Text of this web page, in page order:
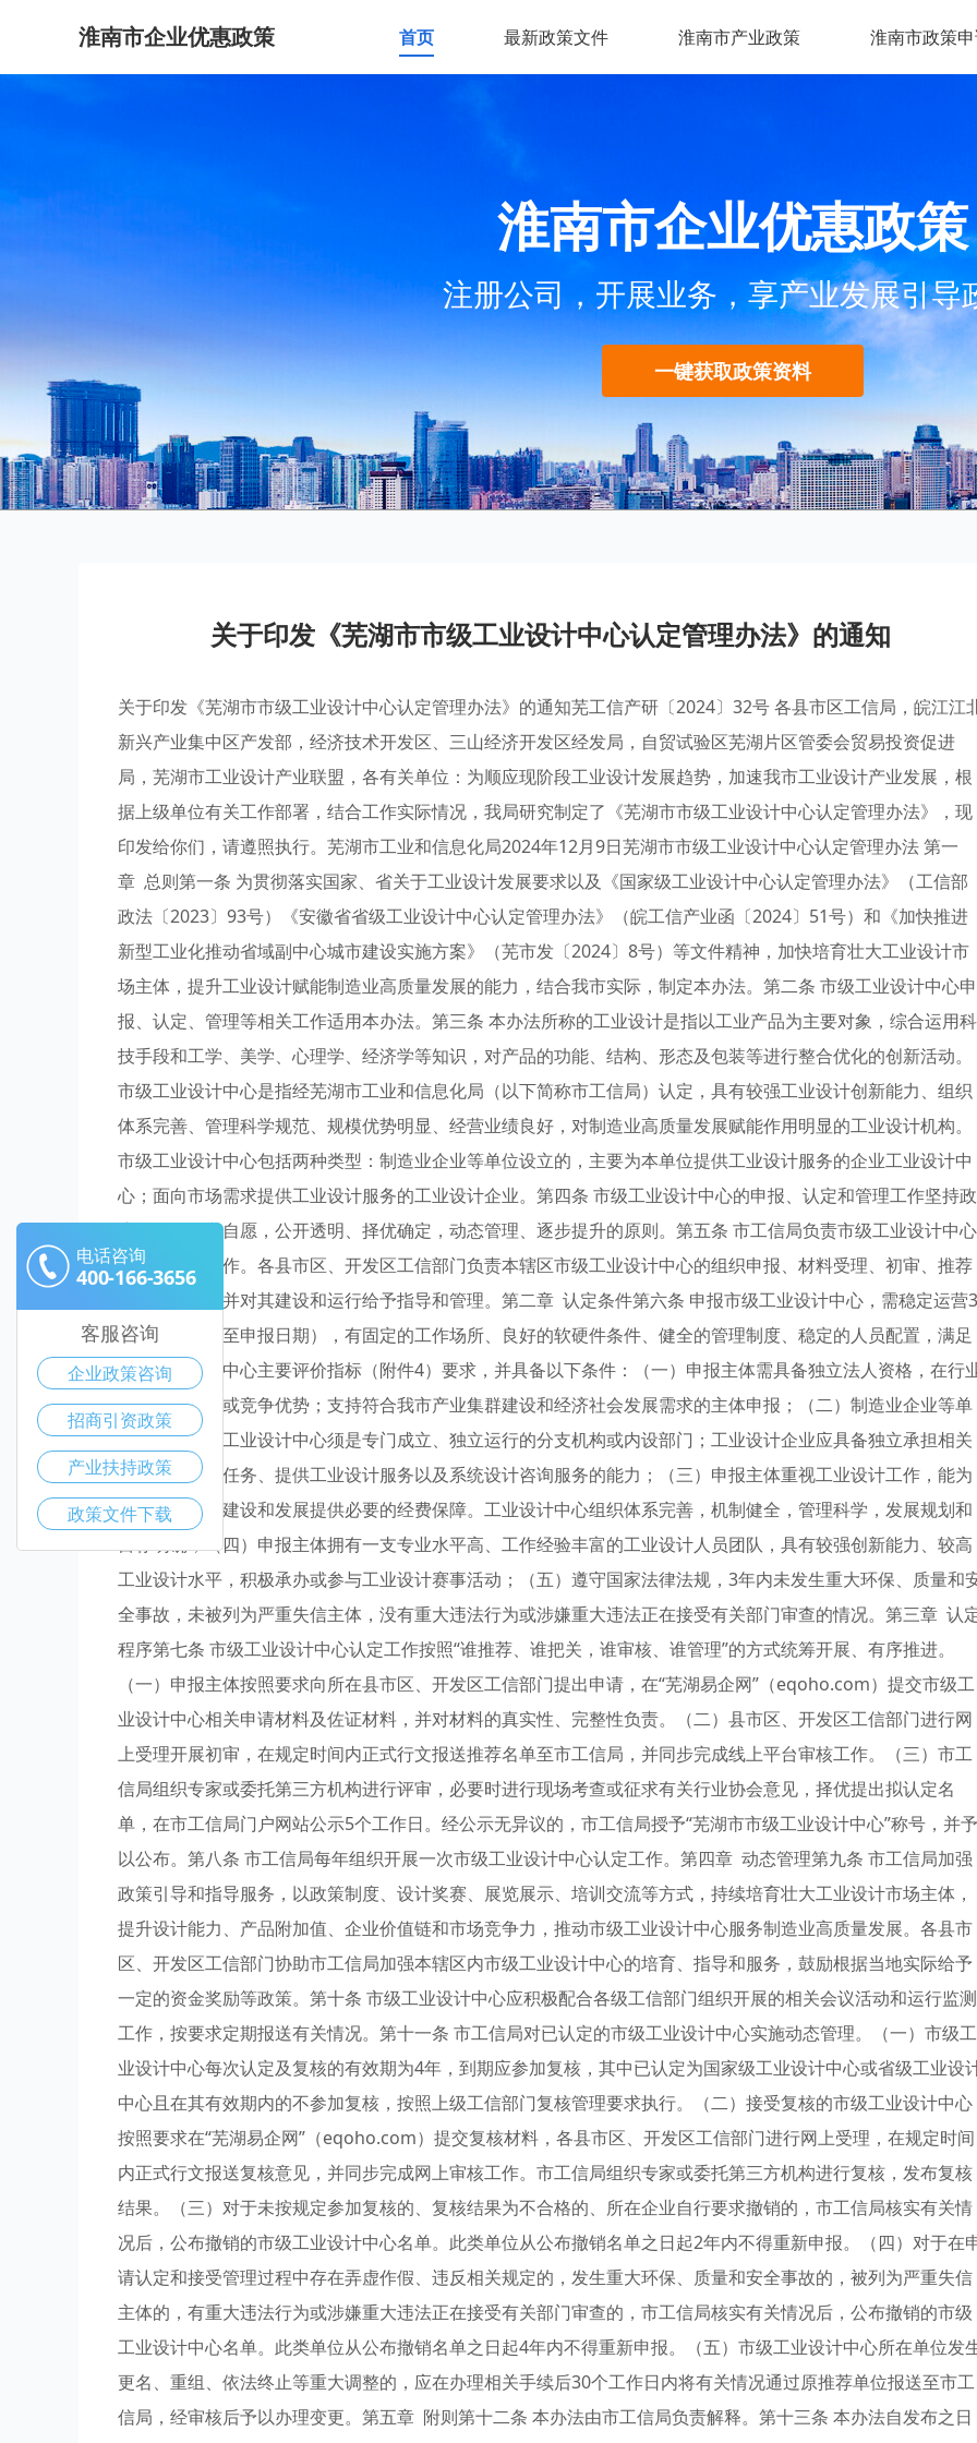
淮南市企业优惠政策 首页 最新政策文件 淮南市产业政策 淮南市政策
淮南市企业优惠政策
注册公司，开展业务，享产业发展引导
一键获取政策资料
关于印发《芜湖市市级工业设计中心认定管理办法》的通知
关于印发《芜湖市市级工业设计中心认定管理办法》的通知芜工信产研〔2024〕32号 各县市区工信局，皖江江
新兴产业集中区产发部，经济技术开发区、三山经济开发区经发局，自贸试验区芜湖片区管委会贸易投资促进
局，芜湖市工业设计产业联盟，各有关单位：为顺应现阶段工业设计发展趋势，加速我市工业设计产业发展，根
据上级单位有关工作部署，结合工作实际情况，我局研究制定了《芜湖市市级工业设计中心认定管理办法》，现
印发给你们，请遵照执行。芜湖市工业和信息化局2024年12月9日芜湖市市级工业设计中心认定管理办法 第一
章 总则第一条 为贯彻落实国家、省关于工业设计发展要求以及《国家级工业设计中心认定管理办法》（工信部
政法〔2023〕93号）《安徽省省级工业设计中心认定管理办法》（皖工信产业函〔2024〕51号）和《加快推进
新型工业化推动省域副中心城市建设实施方案》（芜市发〔2024〕8号）等文件精神，加快培育壮大工业设计市
场主体，提升工业设计赋能制造业高质量发展的能力，结合我市实际，制定本办法。第二条 市级工业设计中心申
报、认定、管理等相关工作适用本办法。第三条 本办法所称的工业设计是指以工业产品为主要对象，综合运用科
技手段和工学、美学、心理学、经济学等知识，对产品的功能、结构、形态及包装等进行整合优化的创新活动。
市级工业设计中心是指经芜湖市工业和信息化局（以下简称市工信局）认定，具有较强工业设计创新能力、组织
体系完善、管理科学规范、规模优势明显、经营业绩良好，对制造业高质量发展赋能作用明显的工业设计机构。
市级工业设计中心包括两种类型：制造业企业等单位设立的，主要为本单位提供工业设计服务的企业工业设计中
心；面向市场需求提供工业设计服务的工业设计企业。第四条 市级工业设计中心的申报、认定和管理工作坚持政
府引导、企业自愿，公开透明、择优确定，动态管理、逐步提升的原则。第五条 市工信局负责市级工业设计中心
的认定管理工作。各县市区、开发区工信部门负责本辖区市级工业设计中心的组织申报、材料受理、初审、推荐
上报等工作，并对其建设和运行给予指导和管理。第二章 认定条件第六条 申报市级工业设计中心，需稳定运营3
年及以上（截至申报日期），有固定的工作场所、良好的软硬件条件、健全的管理制度、稳定的人员配置，满足
市级工业设计中心主要评价指标（附件4）要求，并具备以下条件：（一）申报主体需具备独立法人资格，在行
内有规模优势或竞争优势；支持符合我市产业集群建设和经济社会发展需求的主体申报；（二）制造业企业等单
位设立的企业工业设计中心须是专门成立、独立运行的分支机构或内设部门；工业设计企业应具备独立承担相关
领域工业设计任务、提供工业设计服务以及系统设计咨询服务的能力；（三）申报主体重视工业设计工作，能为
工业设计中心建设和发展提供必要的经费保障。工业设计中心组织体系完善，机制健全，管理科学，发展规划和
目标明确；（四）申报主体拥有一支专业水平高、工作经验丰富的工业设计人员团队，具有较强创新能力、较高
工业设计水平，积极承办或参与工业设计赛事活动；（五）遵守国家法律法规，3年内未发生重大环保、质量和
全事故，未被列为严重失信主体，没有重大违法行为或涉嫌重大违法正在接受有关部门审查的情况。第三章 认
程序第七条 市级工业设计中心认定工作按照“谁推荐、谁把关，谁审核、谁管理”的方式统筹开展、有序推进。
（一）申报主体按照要求向所在县市区、开发区工信部门提出申请，在“芜湖易企网”（eqoho.com）提交市级工
业设计中心相关申请材料及佐证材料，并对材料的真实性、完整性负责。（二）县市区、开发区工信部门进行网
上受理开展初审，在规定时间内正式行文报送推荐名单至市工信局，并同步完成线上平台审核工作。（三）市工
信局组织专家或委托第三方机构进行评审，必要时进行现场考查或征求有关行业协会意见，择优提出拟认定名
单，在市工信局门户网站公示5个工作日。经公示无异议的，市工信局授予“芜湖市市级工业设计中心”称号，并予
以公布。第八条 市工信局每年组织开展一次市级工业设计中心认定工作。第四章 动态管理第九条 市工信局加强
政策引导和指导服务，以政策制度、设计奖赛、展览展示、培训交流等方式，持续培育壮大工业设计市场主体，
提升设计能力、产品附加值、企业价值链和市场竞争力，推动市级工业设计中心服务制造业高质量发展。各县市
区、开发区工信部门协助市工信局加强本辖区内市级工业设计中心的培育、指导和服务，鼓励根据当地实际给予
一定的资金奖励等政策。第十条 市级工业设计中心应积极配合各级工信部门组织开展的相关会议活动和运行监测
工作，按要求定期报送有关情况。第十一条 市工信局对已认定的市级工业设计中心实施动态管理。（一）市级工
业设计中心每次认定及复核的有效期为4年，到期应参加复核，其中已认定为国家级工业设计中心或省级工业设
中心且在其有效期内的不参加复核，按照上级工信部门复核管理要求执行。（二）接受复核的市级工业设计中心
按照要求在“芜湖易企网”（eqoho.com）提交复核材料，各县市区、开发区工信部门进行网上受理，在规定时间
内正式行文报送复核意见，并同步完成网上审核工作。市工信局组织专家或委托第三方机构进行复核，发布复核
结果。（三）对于未按规定参加复核的、复核结果为不合格的、所在企业自行要求撤销的，市工信局核实有关情
况后，公布撤销的市级工业设计中心名单。此类单位从公布撤销名单之日起2年内不得重新申报。（四）对于在
请认定和接受管理过程中存在弄虚作假、违反相关规定的，发生重大环保、质量和安全事故的，被列为严重失信
主体的，有重大违法行为或涉嫌重大违法正在接受有关部门审查的，市工信局核实有关情况后，公布撤销的市级
工业设计中心名单。此类单位从公布撤销名单之日起4年内不得重新申报。（五）市级工业设计中心所在单位发
更名、重组、依法终止等重大调整的，应在办理相关手续后30个工作日内将有关情况通过原推荐单位报送至市工
信局，经审核后予以办理变更。第五章 附则第十二条 本办法由市工信局负责解释。第十三条 本办法自发布之日
电话咨询
400-166-3656
客服咨询
企业政策咨询
招商引资政策
产业扶持政策
政策文件下载